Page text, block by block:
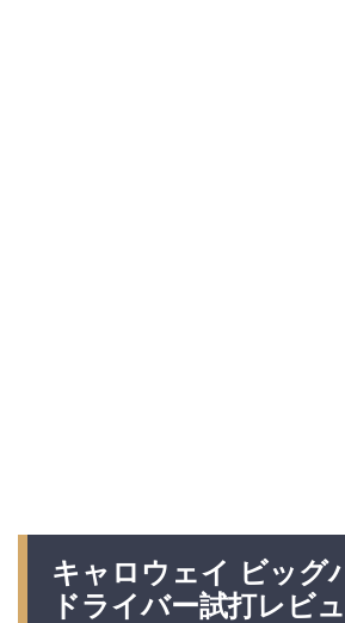
キャロウェイ ビッグ
ドライバー試打レビ